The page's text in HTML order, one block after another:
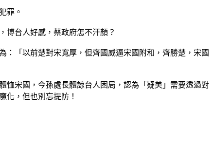
罪。
博台人好感，蔡政府怎不汗顏？
「以前楚對宋寬厚，但齊國威逼宋國附和，齊勝楚，宋國
恤宋國，今孫處長體諒台人困局，認為「疑美」需要透過對
化，但也別忘提防！